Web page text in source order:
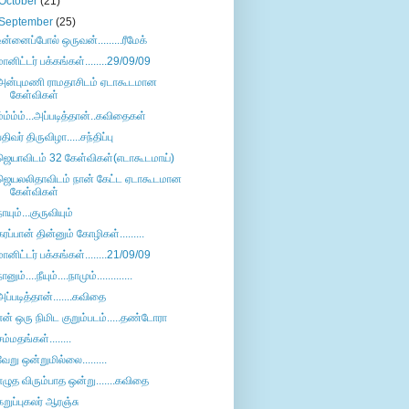
(25)
ஒருவன்.........ரீமேக்
பக்கங்கள்........29/09/09
ராமதாசிடம் ஏடாகூடமான
கேள்விகள்
திருவிழா.....சந்திப்பு
32 கேள்விகள்(எடாகூடமாய்)
நான் கேட்ட ஏடாகூடமான
கேள்விகள்
தின்னும் கோழிகள்.........
பக்கங்கள்........21/09/09
ஒரு நிமிட குறும்படம்.....தண்டோரா
ஒன்றுமில்லை.........
விரும்பாத ஒன்று.......கவிதை
ஆரஞ்சு